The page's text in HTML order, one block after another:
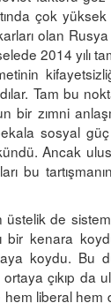
çok
olan
2014 yılı
Tam bu
zımni
sosyal
Ancak
bu
de
kenara
koydu. Bu
çıkıp da
liberal hem